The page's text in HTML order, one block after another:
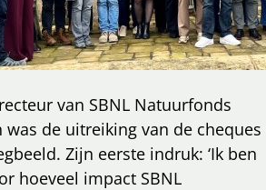
van SBNL Natuurfonds
de uitreiking van de cheques
Zijn eerste indruk: ‘Ik ben
hoeveel impact SBNL